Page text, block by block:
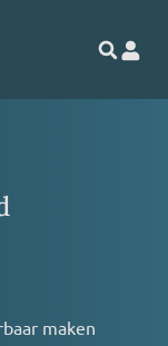
maken